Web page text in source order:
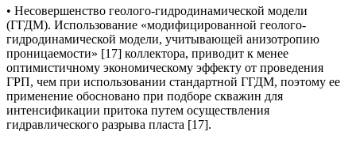
• Несовершенство геолого-гидродинамической модели
(ГГДМ). Использование «модифицированной геолого-
гидродинамической модели, учитывающей анизотропию
проницаемости» [17] коллектора, приводит к менее
оптимистичному экономическому эффекту от проведения
ГРП, чем при использовании стандартной ГГДМ, поэтому ее
применение обосновано при подборе скважин для
интенсификации притока путем осуществления
гидравлического разрыва пласта [17].